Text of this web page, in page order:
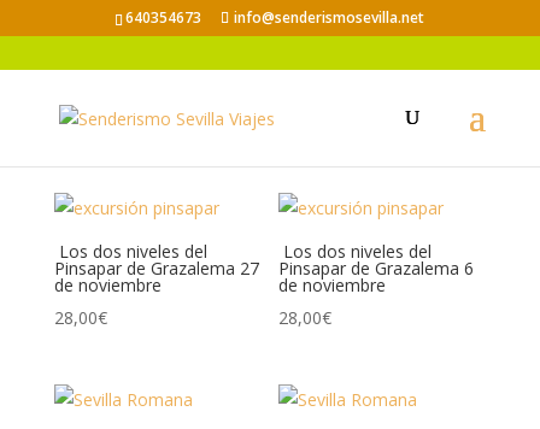
640354673 info@senderismosevilla.net
Los dos niveles del
Pinsapar de Grazalema 27
de noviembre
28,00€
Los dos niveles del
Pinsapar de Grazalema 6
de noviembre
28,00€